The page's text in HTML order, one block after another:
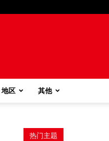
地区 其他
热门主题